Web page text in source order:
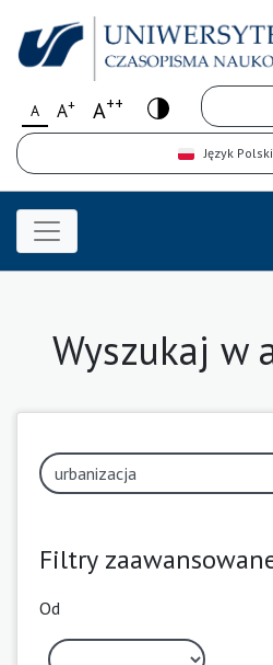
A A+ A++
Język Polski
Wyszukaj w
Filtry
Od